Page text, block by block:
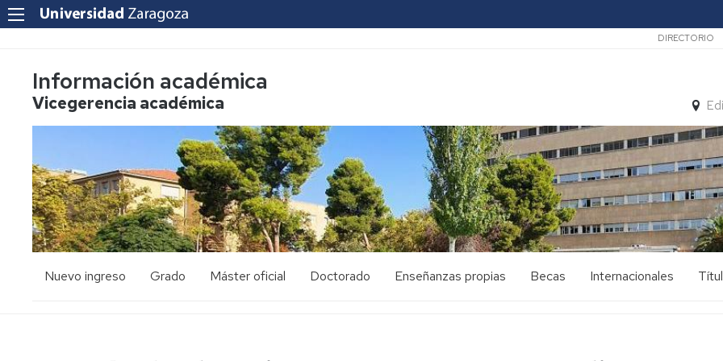
DIRECTORIO
Información académica
Vicegerencia académica
Nuevo ingreso Grado Máster oficial Doctorado Enseñanzas propias Becas Internacionales